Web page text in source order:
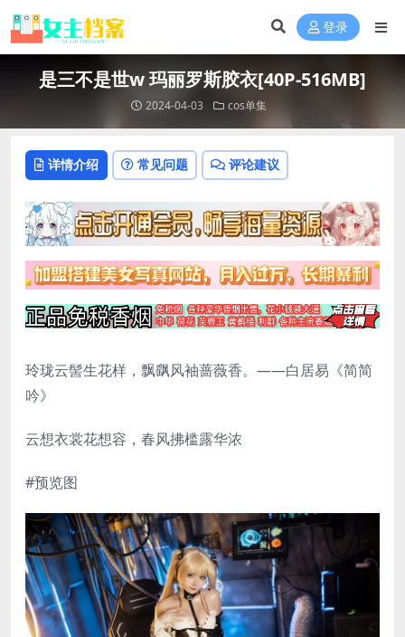
登录
是三不是世w 玛丽罗斯胶衣[40P-516MB]
2024-04-03 cos单集
详情介绍 常见问题 评论建议
玲珑云髻生花样，飘飖风袖蔷薇香。——白居易《简简
吟》
云想衣裳花想容，春风拂槛露华浓
#预览图